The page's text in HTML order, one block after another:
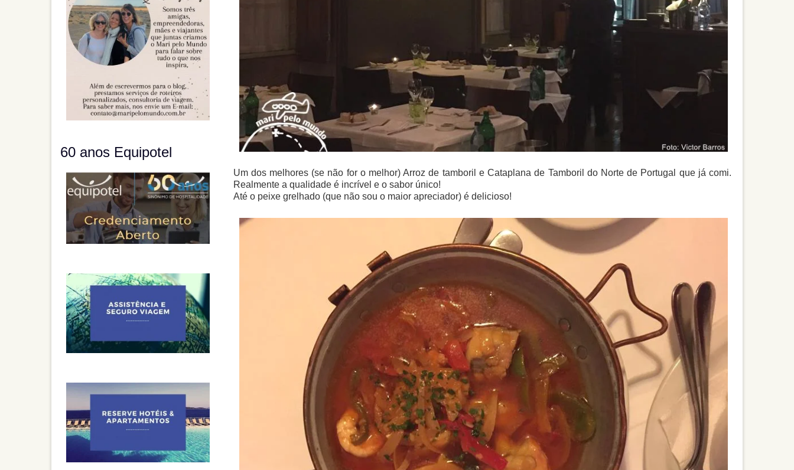
Um dos melhores (se não for o melhor) Arroz de tamboril e Cataplana de Tamboril do Norte de Portugal que já comi.
Realmente a qualidade é incrível e o sabor único!
Até o peixe grelhado (que não sou o maior apreciador) é delicioso!
60 anos Equipotel